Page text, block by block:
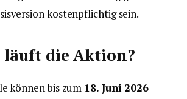
kostenpflichtig sein.
läuft die Aktion?
können bis zum 18. Juni 2026